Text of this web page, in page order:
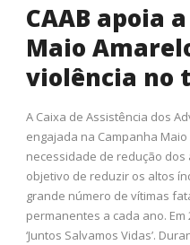
CAAB apoia
Maio
violência no
A Caixa de Assistência dos
engajada na Campanha
necessidade de redução
objetivo de reduzir os altos
grande número de vítimas
permanentes a cada ano.
‘Juntos Salvamos Vidas’.